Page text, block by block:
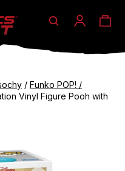
Hledat
/ Funko POP! /
Vinyl Figure Pooh with